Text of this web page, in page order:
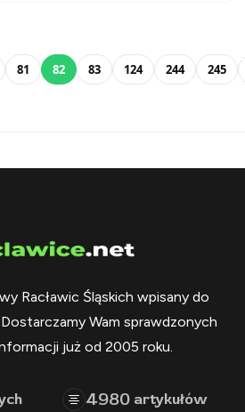
81 82 83 124 244 245
Racławic Śląskich wpisany do
Wam sprawdzonych
już od 2005 roku.
4980 artykułów